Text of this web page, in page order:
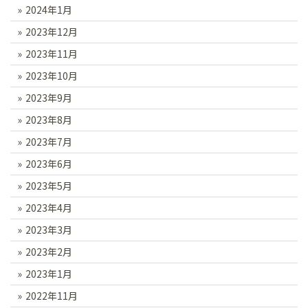
2024年1月
2023年12月
2023年11月
2023年10月
2023年9月
2023年8月
2023年7月
2023年6月
2023年5月
2023年4月
2023年3月
2023年2月
2023年1月
2022年11月